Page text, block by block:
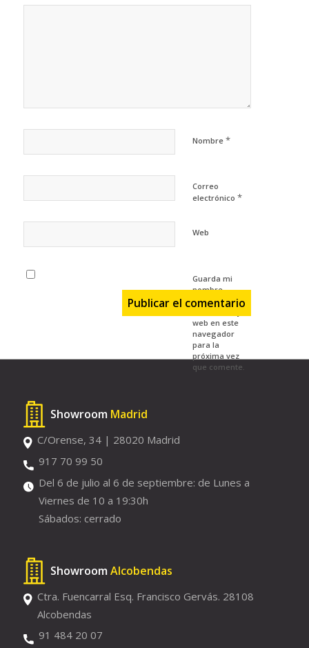
Nombre *
Correo
electrónico *
Web
Guarda mi
nombre,
correo
web en este
navegador
para la
próxima vez
que comente.
Showroom Madrid
C/Orense, 34 | 28020 Madrid
917 70 99 50
Del 6 de julio al 6 de septiembre: de Lunes a
Viernes de 10 a 19:30h
Sábados: cerrado
Showroom Alcobendas
Ctra. Fuencarral Esq. Francisco Gervás. 28108
Alcobendas
91 484 20 07